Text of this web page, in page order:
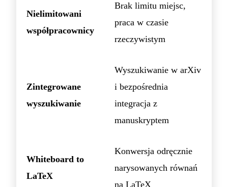
Nielimitowani
współpracownicy
Brak limitu miejsc,
praca w czasie
rzeczywistym
Zintegrowane
wyszukiwanie
Wyszukiwanie w arXiv
i bezpośrednia
integracja z
manuskryptem
Whiteboard to
LaTeX
Konwersja odręcznie
narysowanych równań
na LaTeX